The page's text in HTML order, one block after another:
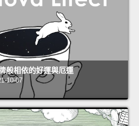
般相依的好運與厄運
10-07